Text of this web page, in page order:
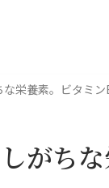
栄養素。ビタミ
がち